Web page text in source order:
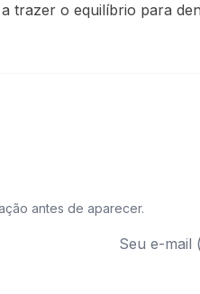
trazer o equilíbrio para
antes de aparecer.